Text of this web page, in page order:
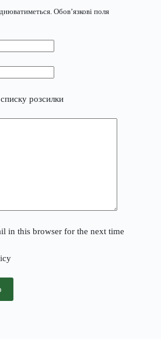
Обов’язкові поля
розсилки
in this browser for the next time